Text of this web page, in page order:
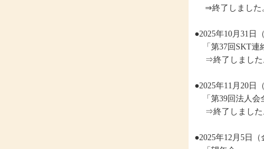
⇒終了しました
●2025年10月31日
「第37回SKT連
⇒終了しました
●2025年11月20日
「第39回法人会
⇒終了しました
●2025年12月5日（